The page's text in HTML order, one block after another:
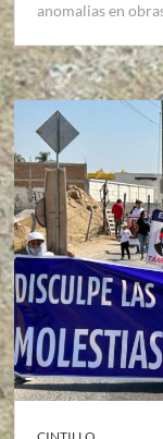
anomalias en